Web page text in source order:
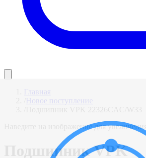
Главная
Новое поступление
Наведите на изображение для увеличения
Подшипник VPK